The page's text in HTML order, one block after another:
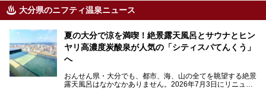
大分県のニフティ温泉ニュース
夏の大分で涼を満喫！絶景露天風呂とサウナとヒン
ヤリ高濃度炭酸泉が人気の「シティスパてんくう」
へ
おんせん県・大分でも、都市、海、山の全てを眺望する絶景
露天風呂はなかなかありません。2026年7月3日にリニュー